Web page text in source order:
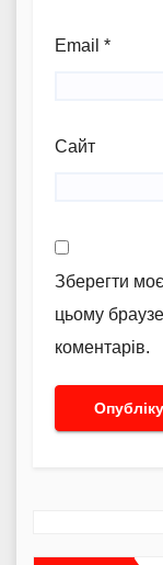
Email *
Сайт
Зберегти
цьому
коментарів.